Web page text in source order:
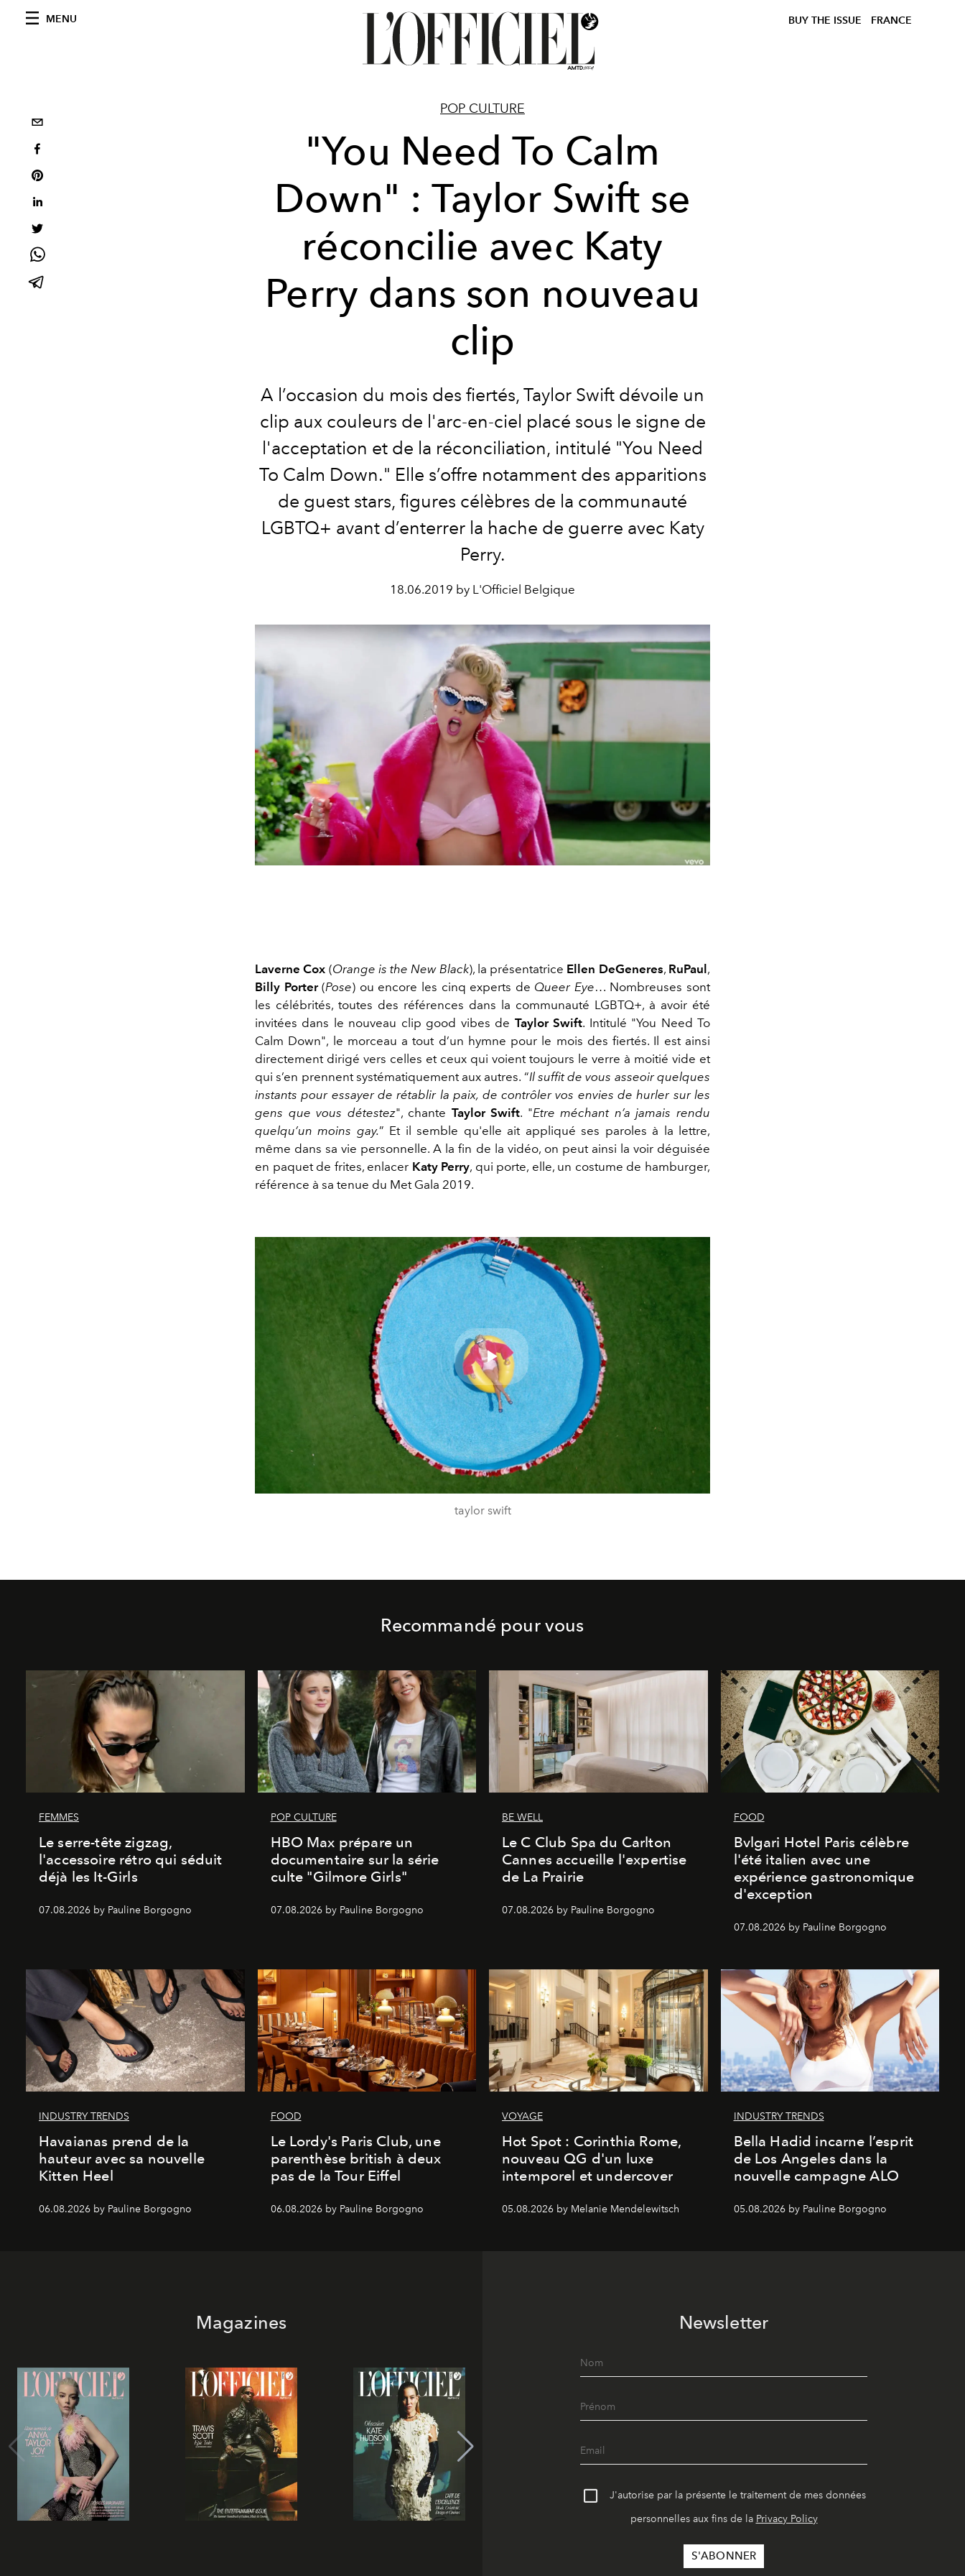
MENU BUY THE ISSUE FRANCE
POP CULTURE
"You Need To Calm
Down" : Taylor Swift se
réconcilie avec Katy
Perry dans son nouveau
clip
A l’occasion du mois des fiertés, Taylor Swift dévoile un
clip aux couleurs de l'arc-en-ciel placé sous le signe de
l'acceptation et de la réconciliation, intitulé "You Need
To Calm Down." Elle s’offre notamment des apparitions
de guest stars, figures célèbres de la communauté
LGBTQ+ avant d’enterrer la hache de guerre avec Katy
Perry.
18.06.2019 by L'Officiel Belgique
Laverne Cox (Orange is the New Black), la présentatrice Ellen DeGeneres, RuPaul ,
Billy Porter(Pose) ou encore les cinq experts de Queer Eye… Nombreuses sont
les célébrités, toutes des références dans la communauté LGBTQ+, à avoir été
invitées dans le nouveau clip good vibes de Taylor Swift. Intitulé "You Need To
Calm Down", le morceau a tout d’un hymne pour le mois des fiertés. Il est ainsi
directement dirigé vers celles et ceux qui voient toujours le verre à moitié vide et
qui s’en prennent systématiquement aux autres. “Il suffit de vous asseoir quelques
instants pour essayer de rétablir la paix, de contrôler vos envies de hurler sur les
gens que vous détestez", chante Taylor Swift. "Etre méchant n’a jamais rendu
quelqu’un moins gay.” Et il semble qu'elle ait appliqué ses paroles à la lettre,
même dans sa vie personnelle. A la fin de la vidéo, on peut ainsi la voir déguisée
en paquet de frites, enlacer Katy Perry, qui porte, elle, un costume de hamburger,
référence à sa tenue du Met Gala 2019.
Play
Video
taylor swift
Recommandé pour vous
FEMMES
Le serre-tête zigzag,
l'accessoire rétro qui séduit
déjà les It-Girls
07.08.2026 by Pauline Borgogno
POP CULTURE
HBO Max prépare un
documentaire sur la série
culte "Gilmore Girls"
07.08.2026 by Pauline Borgogno
BE WELL
Le C Club Spa du Carlton
Cannes accueille l'expertise
de La Prairie
07.08.2026 by Pauline Borgogno
FOOD
Bvlgari Hotel Paris célèbre
l'été italien avec une
expérience gastronomique
d'exception
07.08.2026 by Pauline Borgogno
INDUSTRY TRENDS
Havaianas prend de la
hauteur avec sa nouvelle
Kitten Heel
06.08.2026 by Pauline Borgogno
FOOD
Le Lordy's Paris Club, une
parenthèse british à deux
pas de la Tour Eiffel
06.08.2026 by Pauline Borgogno
VOYAGE
Hot Spot : Corinthia Rome,
nouveau QG d'un luxe
intemporel et undercover
05.08.2026 by Melanie Mendelewitsch
INDUSTRY TRENDS
Bella Hadid incarne l’esprit
de Los Angeles dans la
nouvelle campagne ALO
05.08.2026 by Pauline Borgogno
Magazines Newsletter
J'autorise par la présente le traitement de mes données
personnelles aux fins de la Privacy Policy